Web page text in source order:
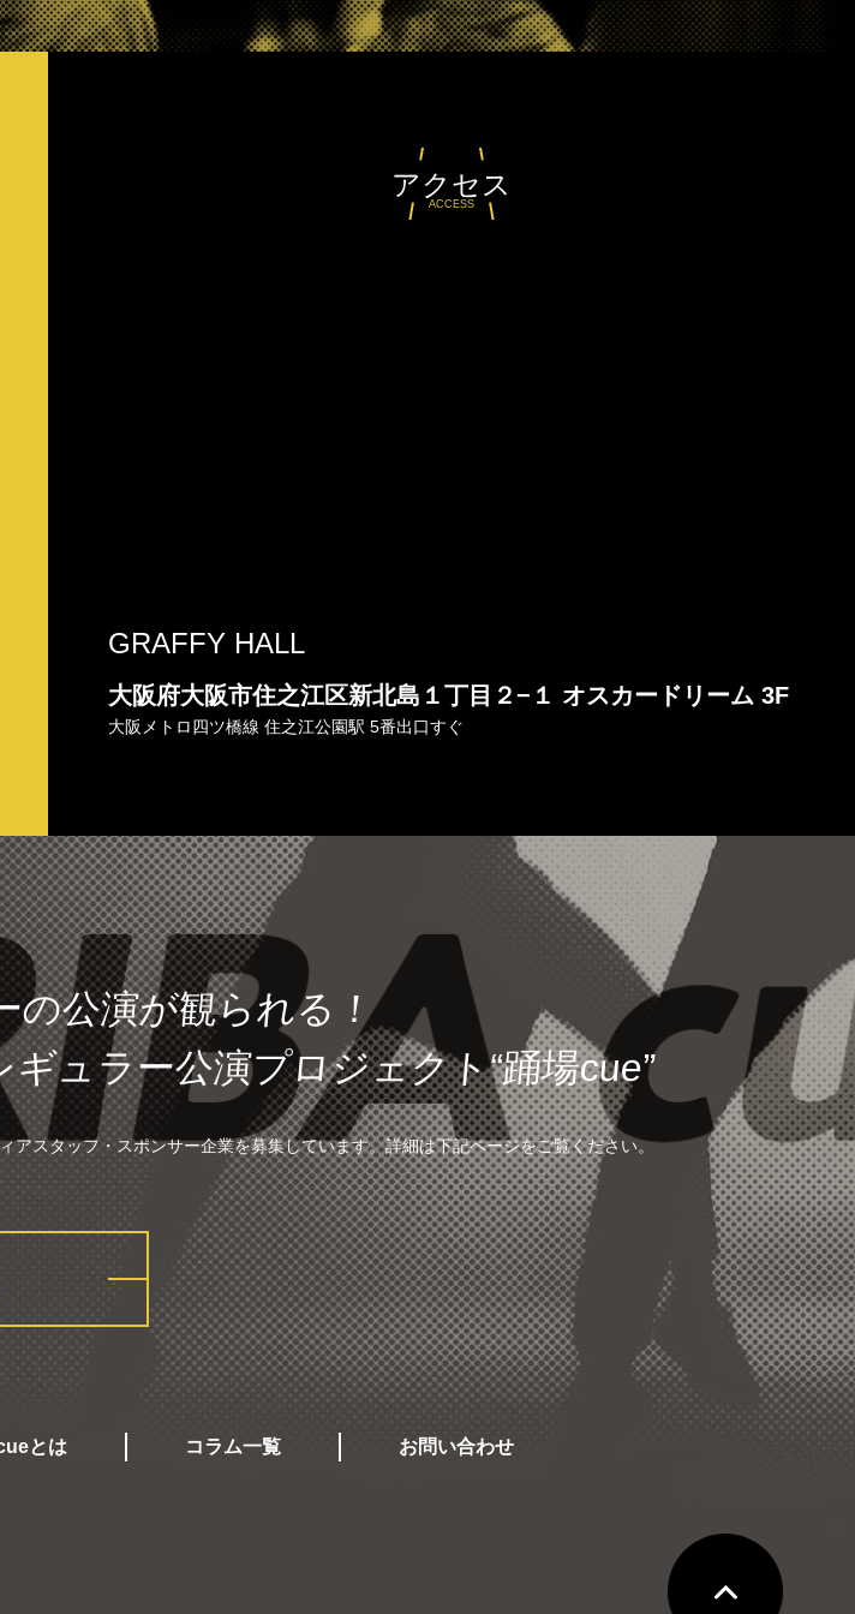
アクセス
ACCESS
GRAFFY HALL
大阪府大阪市住之江区新北島１丁目２−１ オスカードリーム 3F
大阪メトロ四ツ橋線 住之江公園駅 5番出口すぐ
の公演が観られる！
ギュラー公演プロジェクト“踊場cue”
アスタッフ・スポンサー企業を募集しています。詳細は下記ページをご覧ください。
とは コラム一覧 お問い合わせ